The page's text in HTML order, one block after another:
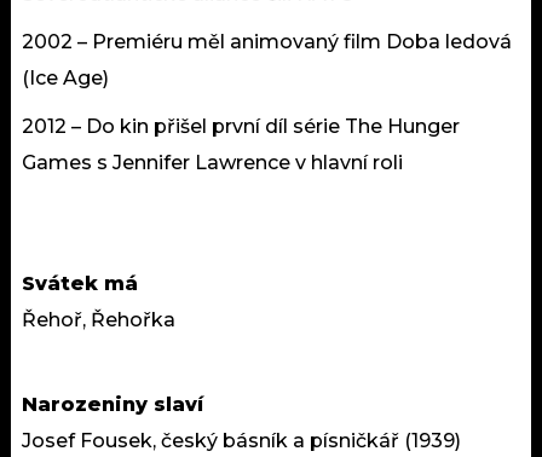
2002 – Premiéru měl animovaný film Doba ledová
(Ice Age)
2012 – Do kin přišel první díl série The Hunger
Games s Jennifer Lawrence v hlavní roli
Svátek má
Řehoř, Řehořka
Narozeniny slaví
Josef Fousek, český básník a písničkář (1939)